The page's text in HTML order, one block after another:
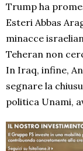
Trump ha
Esteri Abbas
minacce
Teheran non
In Iraq, infine,
segnare la
politica Unami,